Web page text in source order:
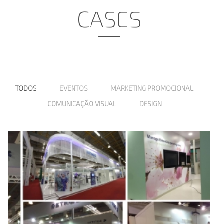
CASES
TODOS EVENTOS
MARKETING PROMOCIONAL
COMUNICAÇÃO VISUAL
DESIGN
Stand Maquet Getinge Group na
feira Hospitalar 2017